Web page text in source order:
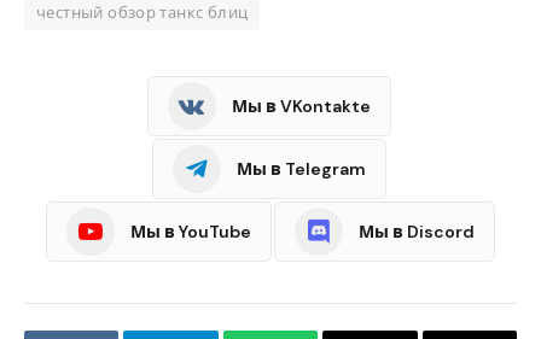
честный обзор танкс блиц
Мы в VKontakte
Мы в Telegram
Мы в YouTube Мы в Discord